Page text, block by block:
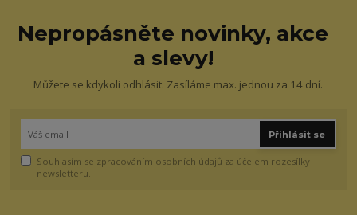
Nepropásněte novinky, akce
a slevy!
Můžete se kdykoli odhlásit. Zasíláme max. jednou za 14 dní.
Přihlásit se
Souhlasím se zpracováním osobních údajů za účelem rozesílky
newsletteru.